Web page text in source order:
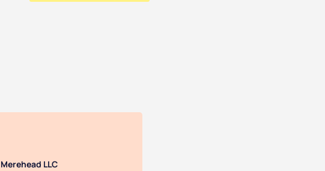
Merehead LLC